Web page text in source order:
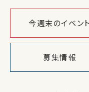
今週末のイベント
募集情報